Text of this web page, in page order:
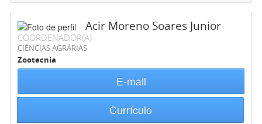
Acir Moreno Soares Junior
COORDENADOR(A)
CIÊNCIAS AGRÁRIAS
Zootecnia
E-mail
Currículo